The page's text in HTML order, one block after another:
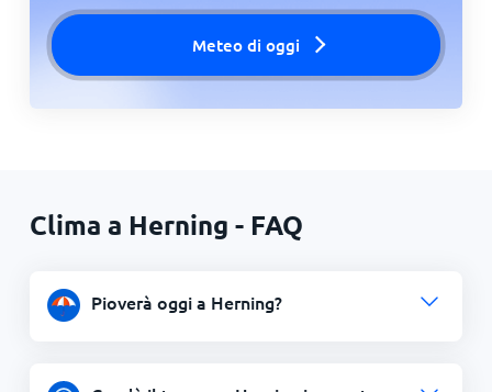
Meteo di oggi
Clima a Herning - FAQ
Pioverà oggi a Herning?